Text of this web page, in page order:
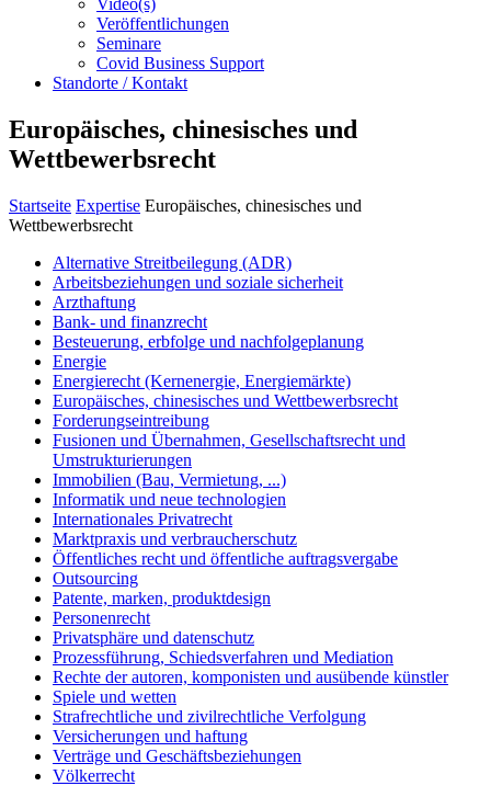
Vidéo(s)
Veröffentlichungen
Seminare
Covid Business Support
Standorte / Kontakt
Europäisches, chinesisches und
Wettbewerbsrecht
Startseite Expertise Europäisches, chinesisches und
Wettbewerbsrecht
Alternative Streitbeilegung (ADR)
Arbeitsbeziehungen und soziale sicherheit
Arzthaftung
Bank- und finanzrecht
Besteuerung, erbfolge und nachfolgeplanung
Energie
Energierecht (Kernenergie, Energiemärkte)
Europäisches, chinesisches und Wettbewerbsrecht
Forderungseintreibung
Fusionen und Übernahmen, Gesellschaftsrecht und
Umstrukturierungen
Immobilien (Bau, Vermietung, ...)
Informatik und neue technologien
Internationales Privatrecht
Marktpraxis und verbraucherschutz
Öffentliches recht und öffentliche auftragsvergabe
Outsourcing
Patente, marken, produktdesign
Personenrecht
Privatsphäre und datenschutz
Prozessführung, Schiedsverfahren und Mediation
Rechte der autoren, komponisten und ausübende künstler
Spiele und wetten
Strafrechtliche und zivilrechtliche Verfolgung
Versicherungen und haftung
Verträge und Geschäftsbeziehungen
Völkerrecht